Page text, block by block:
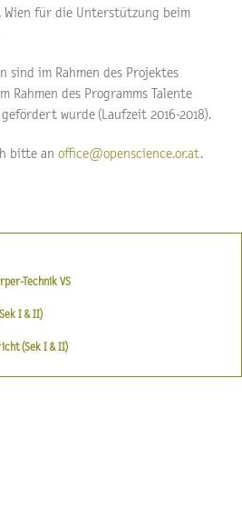
Wien für die Unterstützung beim
sind im Rahmen des Projektes
Rahmen des Programms Talente
wurde (Laufzeit 2016-2018).
bitte anoffice@openscience.or.at.
Technik VS
I & II)
(Sek I & II)